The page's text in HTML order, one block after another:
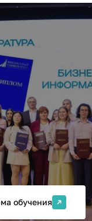
в
цифровой
кафедры «Бизнес-
ИТ-
обучения